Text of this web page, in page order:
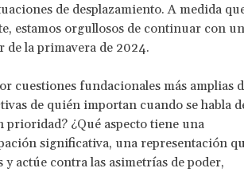
de desplazamiento. A medida
estamos orgullosos de continuar con
de la primavera de 2024.
cuestiones fundacionales más amplias
de quién importan cuando se habla
¿Qué aspecto tiene una
significativa, una representación
actúe contra las asimetrías de poder,